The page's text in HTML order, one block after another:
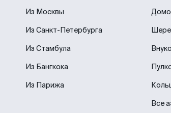
Из Москвы
Из Санкт-Петербурга
Из Стамбула
Из Бангкока
Из Парижа
Все